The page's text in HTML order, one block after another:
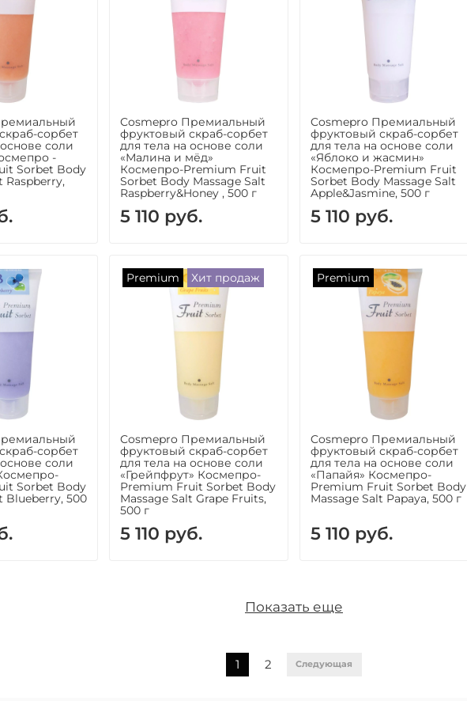
сорбет
соли
-
Sorbet Body
Raspberry,
Cosmepro Премиальный
фруктовый скраб-сорбет
для тела на основе соли
«Малина и мёд»
Космепро-Premium Fruit
Sorbet Body Massage Salt
Raspberry&Honey , 500 г
5 110 руб.
Cosmepro Премиальный
фруктовый скраб-сорбет
для тела на основе соли
«Яблоко и жасмин»
Космепро-Premium Fruit
Sorbet Body Massage Salt
Apple&Jasmine, 500 г
5 110 руб.
сорбет
соли
Sorbet Body
Blueberry, 500
Premium Хит продаж
Cosmepro Премиальный
фруктовый скраб-сорбет
для тела на основе соли
«Грейпфрут» Космепро-
Premium Fruit Sorbet Body
Massage Salt Grape Fruits,
500 г
5 110 руб.
Premium
Cosmepro Премиальный
фруктовый скраб-сорбет
для тела на основе соли
«Папайя» Космепро-
Premium Fruit Sorbet Body
Massage Salt Papaya, 500 г
5 110 руб.
Показать еще
1 2 Следующая